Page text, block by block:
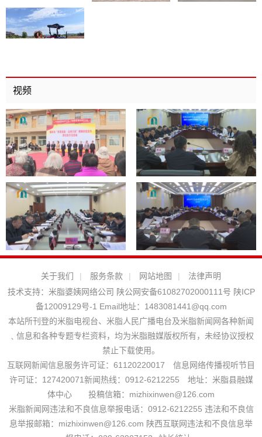
视频
关于我们 | 服务条款 | 网站地图 |
法律声明
技术支持： 米脂婆姨网络公司 陕公网安备61082702000111号 陕ICP
备12009129号-1 Email地址： 1483081441@qq.com
本站所刊登的米脂电视台、米脂人民广播电台及米脂新闻网各种新闻
﹑信息和各种专题专栏资料，均为米脂融媒版权所有，未经协议授权
禁止下载使用。
互联网新闻信息服务许可证：61120220017 信息网络传播视听节目
许可证：127420071新闻热线：0912-6212255 地址：米脂县融媒
体中心 投稿信箱：mizhixinwen@126.com
米脂新闻网违法和不良信息举报电话：0912-6212255 违法和不良信
息举报邮箱：mizhixinwen@126.com 陕西互联网违法和不良信息举